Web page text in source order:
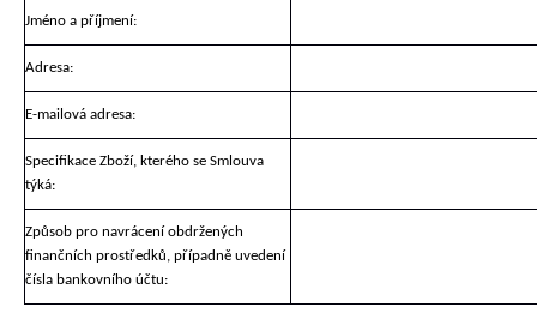
Jméno a příjmení:
Adresa:
E-mailová adresa:
Specifikace Zboží, kterého se Smlouva
týká:
Způsob pro navrácení obdržených
finančních prostředků, případně uvedení
čísla bankovního účtu: